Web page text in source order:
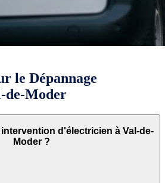
le Dépannage
de-Moder
d'électricien à Val-de-
Moder ?